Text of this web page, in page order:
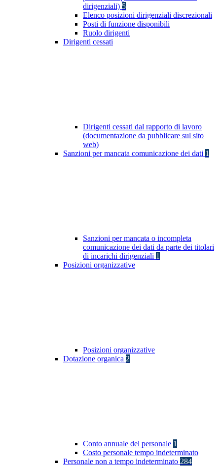
dirigenziali) 5
Elenco posizioni dirigenziali discrezionali
Posti di funzione disponibili
Ruolo dirigenti
Dirigenti cessati
Dirigenti cessati dal rapporto di lavoro
(documentazione da pubblicare sul sito
web)
Sanzioni per mancata comunicazione dei dati 1
Sanzioni per mancata o incompleta
comunicazione dei dati da parte dei titolari
di incarichi dirigenziali 1
Posizioni organizzative
Posizioni organizzative
Dotazione organica 2
Conto annuale del personale 1
Costo personale tempo indeterminato
Personale non a tempo indeterminato 284